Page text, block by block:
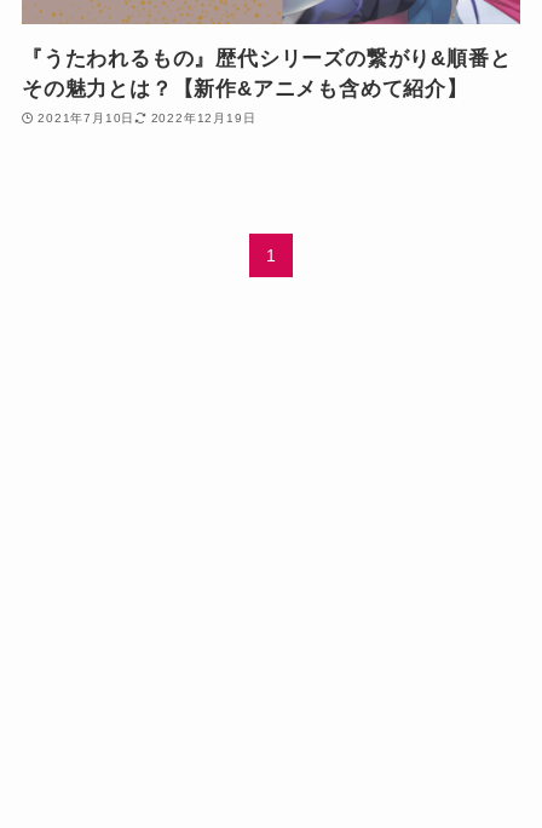
『うたわれるもの』歴代シリーズの繋がり&順番と
その魅力とは？【新作&アニメも含めて紹介】
2021年7月10日 2022年12月19日
1